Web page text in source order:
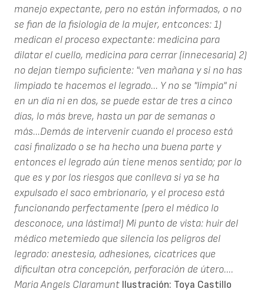
manejo expectante, pero no están informados, o no
se fian de la fisiologia de la mujer, entconces: 1)
medican el proceso expectante: medicina para
dilatar el cuello, medicina para cerrar (innecesaria) 2)
no dejan tiempo suficiente: "ven mañana y si no has
limpiado te hacemos el legrado... Y no se "limpia" ni
en un día ni en dos, se puede estar de tres a cinco
días, lo más breve, hasta un par de semanas o
más...Demás de intervenir cuando el proceso está
casi finalizado o se ha hecho una buena parte y
entonces el legrado aún tiene menos sentido; por lo
que es y por los riesgos que conlleva si ya se ha
expulsado el saco embrionario, y el proceso está
funcionando perfectamente (pero el médico lo
desconoce, una lástima!) Mi punto de vista: huir del
médico metemiedo que silencia los peligros del
legrado: anestesia, adhesiones, cicatrices que
dificultan otra concepción, perforación de útero....
Maria Angels Claramunt Ilustración: Toya Castillo